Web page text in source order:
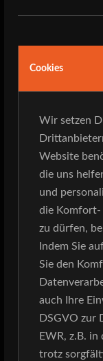
Cookies
Wir setzen
Website
die uns
und
die Komfort-
zu dürfen,
Indem Sie
Sie den
auch Ihre
DSGVO zur
EWR, z.B.
trotz
herrschte
weiter über
zu Classic-
AC/DC –
SOUND
dass
ganz auf
Als dann
Zugabe
dass man
erlebt hat